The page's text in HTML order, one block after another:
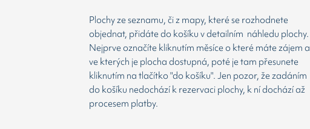
Plochy ze seznamu, či z mapy, které se rozhodnete
objednat, přidáte do košíku v detailním náhledu plochy.
Nejprve označíte kliknutím měsíce o které máte zájem a
ve kterých je plocha dostupná, poté je tam přesunete
kliknutím na tlačítko "do košíku". Jen pozor, že zadáním
do košíku nedochází k rezervaci plochy, k ní dochází až
procesem platby.